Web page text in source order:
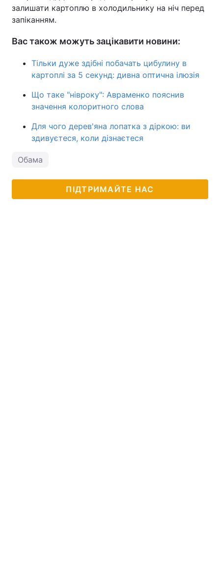
залишати картоплю в холодильнику на ніч перед
запіканням.
Вас також можуть зацікавити новини:
Тільки дуже здібні побачать цибулину в
картоплі за 5 секунд: дивна оптична ілюзія
Що таке "нівроку": Авраменко пояснив
значення колоритного слова
Для чого дерев'яна лопатка з діркою: ви
здивуєтеся, коли дізнаєтеся
Обама
ПІДТРИМАЙТЕ НАС